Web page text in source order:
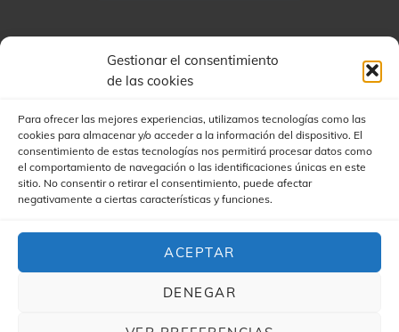
Gestionar el consentimiento
de las cookies
Para ofrecer las mejores experiencias, utilizamos tecnologías como las
cookies para almacenar y/o acceder a la información del dispositivo. El
consentimiento de estas tecnologías nos permitirá procesar datos como
el comportamiento de navegación o las identificaciones únicas en este
sitio. No consentir o retirar el consentimiento, puede afectar
negativamente a ciertas características y funciones.
ACEPTAR
DENEGAR
Buscar